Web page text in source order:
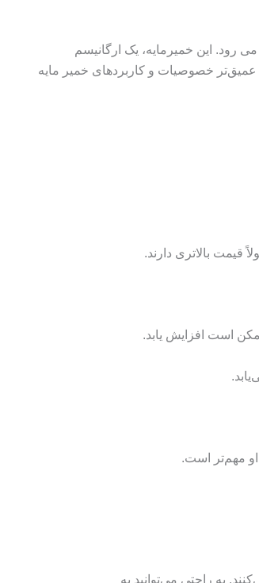
به کار می رود. این خمیرمایه، یک ارگانیسم
خصوصیات و کاربردهای خمیر مایه
به راحتی می‌توانید به